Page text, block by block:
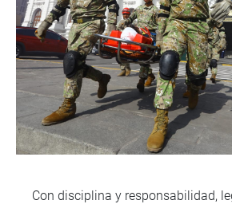
Con disciplina y responsabilidad,